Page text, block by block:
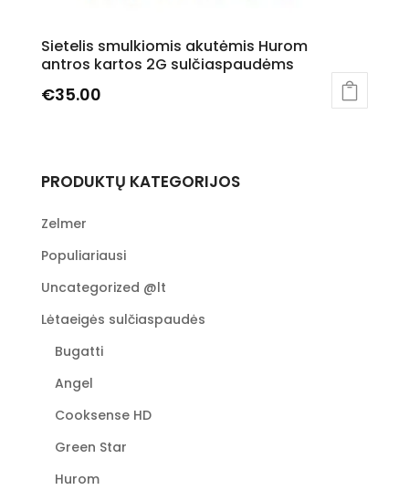
Sietelis smulkiomis akutėmis Hurom
antros kartos 2G sulčiaspaudėms
€35.00
PRODUKTŲ KATEGORIJOS
Zelmer
Populiariausi
Uncategorized @lt
Lėtaeigės sulčiaspaudės
Bugatti
Angel
Cooksense HD
Green Star
Hurom